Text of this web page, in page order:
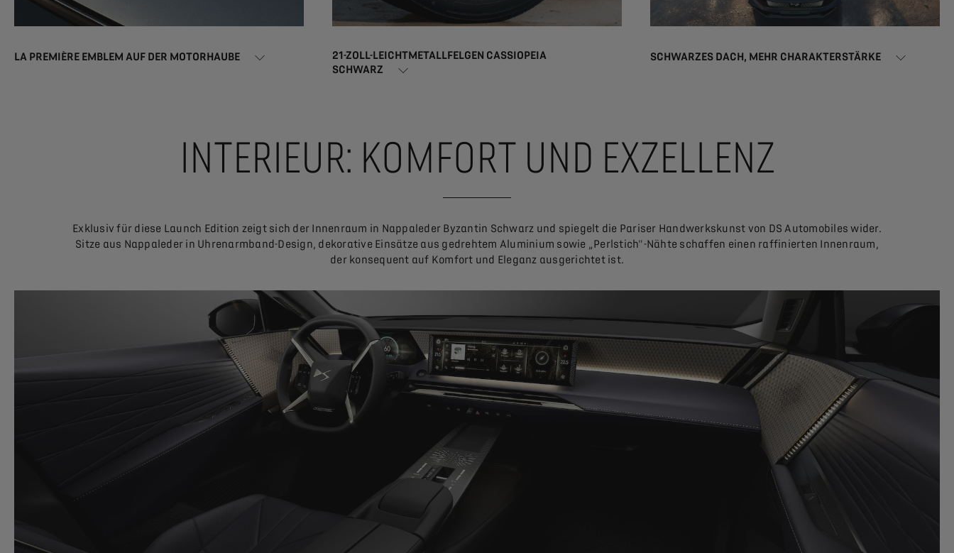
LA PREMIÈRE EMBLEM AUF DER MOTORHAUBE
21-ZOLL-LEICHTMETALLFELGEN CASSIOPEIA
SCHWARZ
SCHWARZES DACH, MEHR CHARAKTERSTÄRKE
INTERIEUR: KOMFORT UND EXZELLENZ
Exklusiv für diese Launch Edition zeigt sich der Innenraum in Nappaleder Byzantin Schwarz und spiegelt die Pariser Handwerkskunst von DS Automobiles wider.
Sitze aus Nappaleder in Uhrenarmband-Design, dekorative Einsätze aus gedrehtem Aluminium sowie „Perlstich"-Nähte schaffen einen raffinierten Innenraum,
der konsequent auf Komfort und Eleganz ausgerichtet ist.